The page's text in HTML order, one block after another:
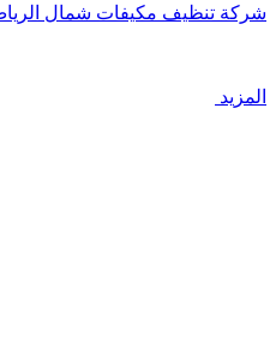
شركة تنظيف مكيفات شمال
المزيد